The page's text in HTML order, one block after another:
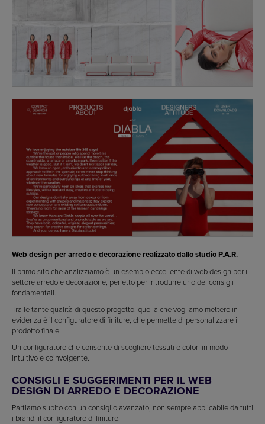
Web design per arredo e decorazione realizzato dallo studio P.A.R.
Il primo sito che analizziamo è un esempio eccellente di web design per il
settore arredo e decorazione, perfetto per introdurre uno dei consigli
fondamentali.
Tra le tante qualità di questo progetto, quella che vogliamo mettere in
evidenza è il configuratore di finiture, che permette di personalizzare il
prodotto finale.
Un configuratore che consente di scegliere tessuti e colori in modo
intuitivo e coinvolgente.
CONSIGLI E SUGGERIMENTI PER IL WEB
DESIGN DI ARREDO E DECORAZIONE
Partiamo subito con un consiglio avanzato, non sempre applicabile da tutti
i brand: il configuratore di finiture.